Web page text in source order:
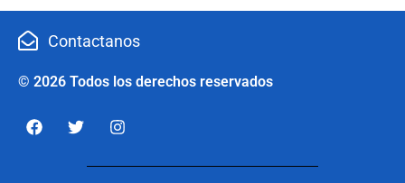
Contactanos
© 2026 Todos los derechos reservados